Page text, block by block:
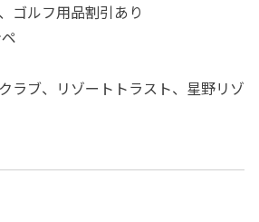
ゴルフ用品割引あり
ラブ、リゾートトラスト、星野リゾ